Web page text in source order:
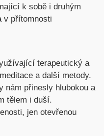
k sobě i druhým
v přítomnosti
terapeutický a
a další metody.
nám přinesly hlubokou a
tělem i duší.
jen otevřenou